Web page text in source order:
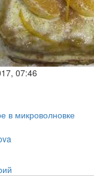
07:46
в микроволновке